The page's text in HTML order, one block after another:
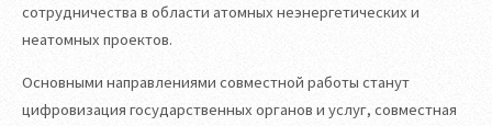
сотрудничества в области атомных неэнергетических и
неатомных проектов.
Основными направлениями совместной работы станут
цифровизация государственных органов и услуг, совместная